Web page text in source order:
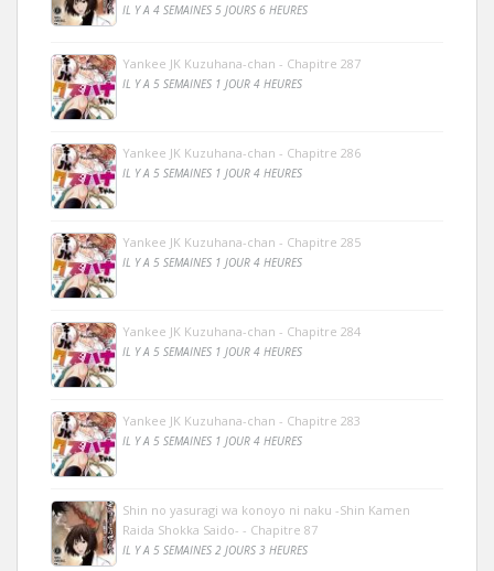
IL Y A 4 SEMAINES 5 JOURS 6 HEURES
Yankee JK Kuzuhana-chan - Chapitre 287
IL Y A 5 SEMAINES 1 JOUR 4 HEURES
Yankee JK Kuzuhana-chan - Chapitre 286
IL Y A 5 SEMAINES 1 JOUR 4 HEURES
Yankee JK Kuzuhana-chan - Chapitre 285
IL Y A 5 SEMAINES 1 JOUR 4 HEURES
Yankee JK Kuzuhana-chan - Chapitre 284
IL Y A 5 SEMAINES 1 JOUR 4 HEURES
Yankee JK Kuzuhana-chan - Chapitre 283
IL Y A 5 SEMAINES 1 JOUR 4 HEURES
Shin no yasuragi wa konoyo ni naku -Shin Kamen
Raida Shokka Saido- - Chapitre 87
IL Y A 5 SEMAINES 2 JOURS 3 HEURES